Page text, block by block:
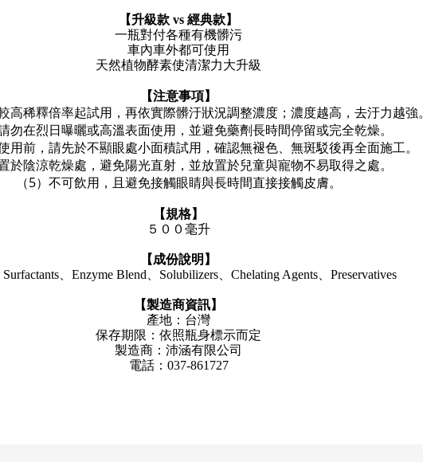
【升級款 vs 經典款】
一瓶對付各種有機髒污
車內車外都可使用
天然植物酵素使清潔力大升級
【注意事項】
高稀釋倍率起試用，再依實際髒汙狀況調整濃度；濃度越高，去汙力越強。
勿在烈日曝曬或高溫表面使用，並避免藥劑長時間停留或完全乾燥。
用前，請先於不顯眼處小面積試用，確認無褪色、無斑駁後再全面施工。
於陰涼乾燥處，避免陽光直射，並放置於兒童與寵物不易取得之處。
（5）不可飲用，且避免接觸眼睛與長時間直接接觸皮膚。
【規格】
５００毫升
【成份說明】
、 Enzyme Blend Solubilizers、 Chelating Agents、 Preservatives
【製造商資訊】
產地：台灣
保存期限：依照瓶身標示而定
製造商：沛涵有限公司
電話：037-861727